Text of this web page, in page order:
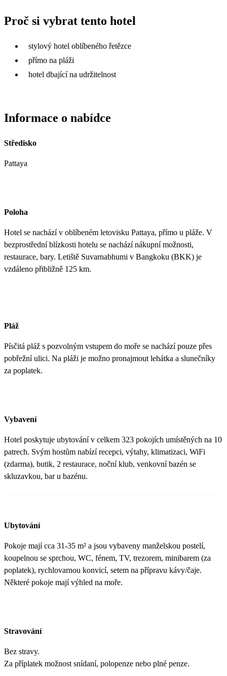
Proč si vybrat tento hotel
stylový hotel oblíbeného řetězce
přímo na pláži
hotel dbající na udržitelnost
Informace o nabídce
Středisko
Pattaya
Poloha
Hotel se nachází v oblíbeném letovisku Pattaya, přímo u pláže. V
bezprostřední blízkosti hotelu se nachází nákupní možnosti,
restaurace, bary. Letiště Suvarnabhumi v Bangkoku (BKK) je
vzdáleno přibližně 125 km.
Pláž
Písčitá pláž s pozvolným vstupem do moře se nachází pouze přes
pobřežní ulici. Na pláži je možno pronajmout lehátka a slunečníky
za poplatek.
Vybavení
Hotel poskytuje ubytování v celkem 323 pokojích umístěných na 10
patrech. Svým hostům nabízí recepci, výtahy, klimatizaci, WiFi
(zdarma), butik, 2 restaurace, noční klub, venkovní bazén se
skluzavkou, bar u bazénu.
Ubytování
Pokoje mají cca 31-35 m² a jsou vybaveny manželskou postelí,
koupelnou se sprchou, WC, fénem, TV, trezorem, minibarem (za
poplatek), rychlovarnou konvicí, setem na přípravu kávy/čaje.
Některé pokoje mají výhled na moře.
Stravování
Bez stravy.
Za příplatek možnost snídaní, polopenze nebo plné penze.